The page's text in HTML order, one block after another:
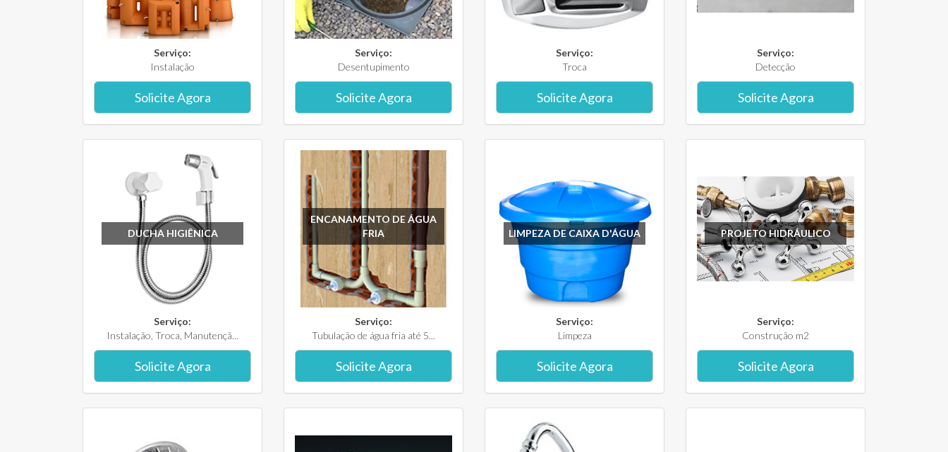
Serviço:
Instalação
Solicite Agora
Serviço:
Desentupimento
Solicite Agora
Serviço:
Troca
Solicite Agora
Serviço:
Detecção
Solicite Agora
DUCHA HIGIÊNICA
Serviço:
Instalação, Troca, Manutençã...
Solicite Agora
ENCANAMENTO DE ÁGUA
FRIA
Serviço:
Tubulação de água fria até 5...
Solicite Agora
LIMPEZA DE CAIXA D'ÁGUA
Serviço:
Limpeza
Solicite Agora
PROJETO HIDRÁULICO
Serviço:
Construção m2
Solicite Agora